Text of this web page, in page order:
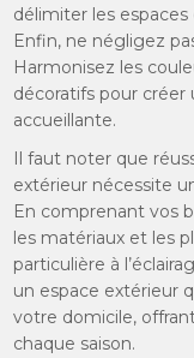
délimiter les
Enfin, ne négligez
Harmonisez les
décoratifs pour
accueillante.
Il faut noter que
extérieur nécessite
En comprenant vos
les matériaux et les
particulière à
un espace extérieur
votre domicile,
chaque saison.